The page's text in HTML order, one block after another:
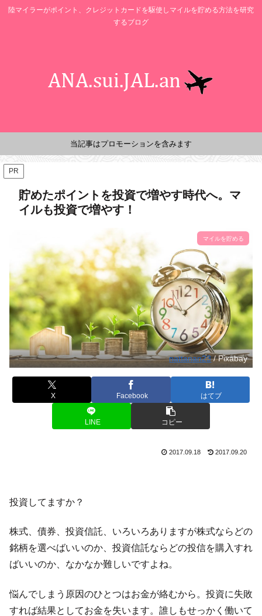
陸マイラーがポイント、クレジットカードを駆使しマイルを貯める方法を研究
するブログ
当記事はプロモーションを含みます
PR
貯めたポイントを投資で増やす時代へ。マ
イルも投資で増やす！
マイルを貯める
nattanan23/ Pixabay
X Facebook はてブ
LINE コピー
2017.09.18 2017.09.20
投資してますか？
株式、債券、投資信託、いろいろありますが株式ならどの
銘柄を選べばいいのか、投資信託ならどの投信を購入すれ
ばいいのか、なかなか難しいですよね。
悩んでしまう原因のひとつはお金が絡むから。投資に失敗
すれば結果としてお金を失います。誰しもせっかく働いて